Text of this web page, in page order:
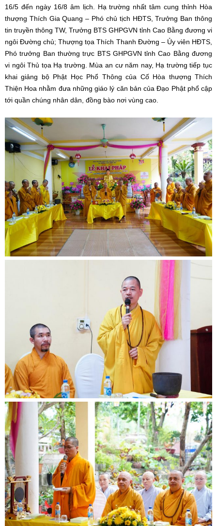
16/5 đến ngày 16/8 âm lịch. Hạ trường nhất tâm cung thỉnh Hòa
thượng Thích Gia Quang – Phó chủ tịch HĐTS, Trưởng Ban thông
tin truyền thông TW, Trưởng BTS GHPGVN tỉnh Cao Bằng đương vi
ngôi Đường chủ; Thượng tọa Thích Thanh Đường – Ủy viên HĐTS,
Phó trưởng Ban thường trực BTS GHPGVN tỉnh Cao Bằng đương
vi ngôi Thủ tọa Hạ trường. Mùa an cư năm nay, Hạ trường tiếp tục
khai giảng bộ Phật Học Phổ Thông của Cố Hòa thượng Thích
Thiện Hoa nhằm đưa những giáo lý căn bản của Đạo Phật phổ cập
tới quần chúng nhân dân, đồng bào nơi vùng cao.